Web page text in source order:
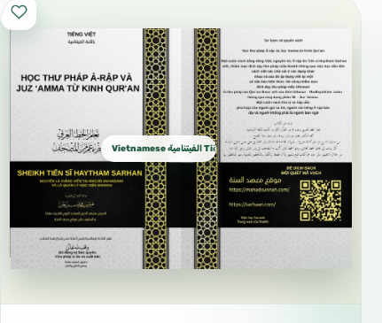
Vietnamese الفيتنامية Tiếng Việt